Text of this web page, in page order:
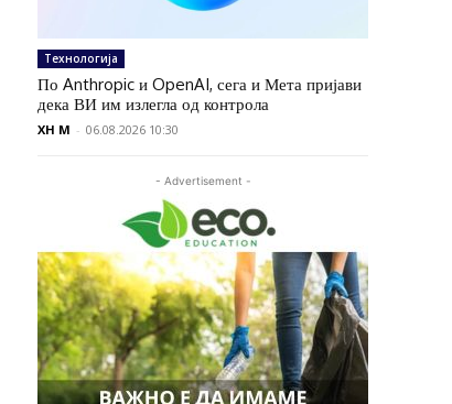
Технологија
По Anthropic и OpenAI, сега и Мета пријави
дека ВИ им излегла од контрола
XH M - 06.08.2026 10:30
- Advertisement -